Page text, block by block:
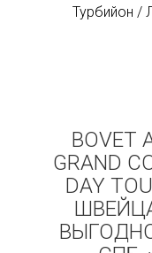
Турбийон /
BOVET
GRAND
DAY